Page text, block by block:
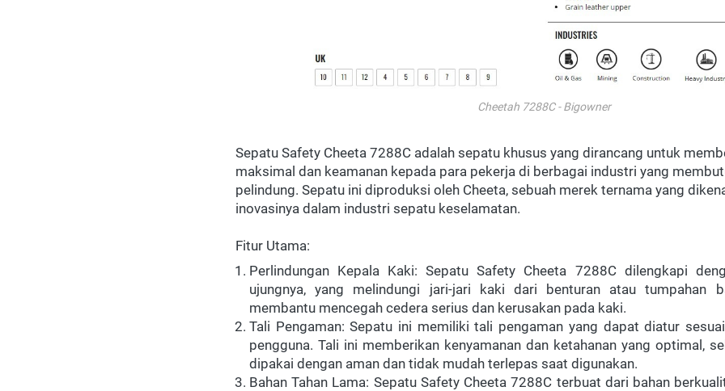
Cheetah 7288C - Bigowner
Sepatu Safety Cheeta 7288C adalah sepatu khusus yang dirancang untuk
maksimal dan keamanan kepada para pekerja di berbagai industri yang
pelindung. Sepatu ini diproduksi oleh Cheeta, sebuah merek ternama yang
inovasinya dalam industri sepatu keselamatan.
Fitur Utama:
Perlindungan Kepala Kaki: Sepatu Safety Cheeta 7288C dilengkapi
ujungnya, yang melindungi jari-jari kaki dari benturan atau tumpahan
membantu mencegah cedera serius dan kerusakan pada kaki.
Tali Pengaman: Sepatu ini memiliki tali pengaman yang dapat diatur
pengguna. Tali ini memberikan kenyamanan dan ketahanan yang optimal,
dipakai dengan aman dan tidak mudah terlepas saat digunakan.
Bahan Tahan Lama: Sepatu Safety Cheeta 7288C terbuat dari bahan